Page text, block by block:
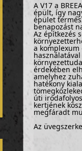
A V17 a
épült, így
épület
benapozást
Az építkezés
a
érdekében
amelyhez
hatékony
úti
kertjének
megfáradt
Az